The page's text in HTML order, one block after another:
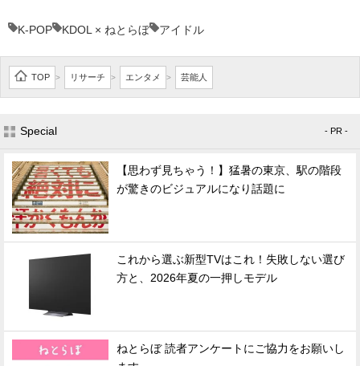
K-POP KDOL × ねとらぼ アイドル
TOP > リサーチ > エンタメ > 芸能人
Special - PR -
【思わず見ちゃう！】猛暑の東京、駅の階段
が驚きのビジュアルになり話題に
これから選ぶ新型TVはこれ！失敗しない選び
方と、2026年夏の一押しモデル
ねとらぼ 読者アンケートにご協力をお願いし